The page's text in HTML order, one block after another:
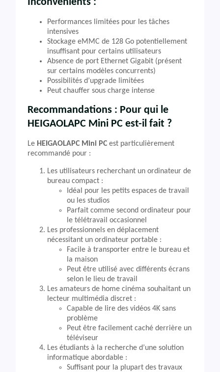
Performances limitées pour les tâches
intensives
Stockage eMMC de 128 Go potentiellement
insuffisant pour certains utilisateurs
Absence de port Ethernet Gigabit (présent
sur certains modèles concurrents)
Possibilités d’upgrade limitées
Peut chauffer sous charge intense
Recommandations : Pour qui le
HEIGAOLAPC Mini PC est-il fait ?
Le HEIGAOLAPC Mini PC est particulièrement
recommandé pour :
Les utilisateurs recherchant un ordinateur de
bureau compact :
Idéal pour les petits espaces de travail
ou les studios
Parfait comme second ordinateur pour
le télétravail occasionnel
Les professionnels en déplacement
nécessitant un ordinateur portable :
Facile à transporter entre le bureau et
la maison
Peut être utilisé avec différents écrans
selon le lieu de travail
Les amateurs de home cinéma souhaitant un
lecteur multimédia discret :
Capable de lire des vidéos 4K sans
problème
Peut être facilement caché derrière un
téléviseur
Les étudiants à la recherche d’une solution
informatique abordable :
Suffisant pour la plupart des travaux